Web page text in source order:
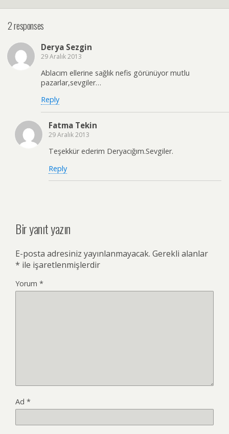
2 responses
Derya Sezgin
29 Aralık 2013
Ablacım ellerine sağlık nefis görünüyor mutlu
pazarlar,sevgiler…
Reply
Fatma Tekin
29 Aralık 2013
Teşekkür ederim Deryacığım.Sevgiler.
Reply
Bir yanıt yazın
E-posta adresiniz yayınlanmayacak. Gerekli alanlar
* ile işaretlenmişlerdir
Yorum *
Ad *